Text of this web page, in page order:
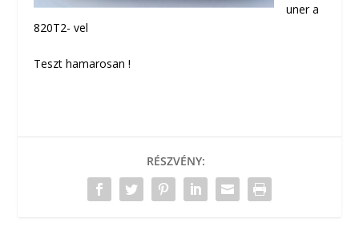
uner a
820T2- vel
Teszt hamarosan !
RÉSZVÉNY: